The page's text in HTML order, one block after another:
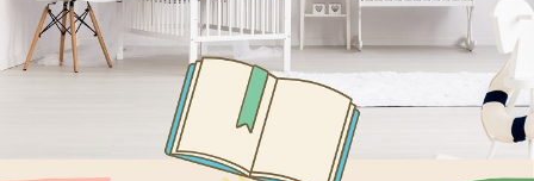
おすすめ
スポット 学び・教育
「場」